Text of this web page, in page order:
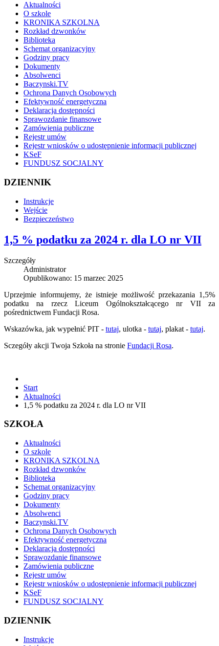
Aktualności
O szkole
KRONIKA SZKOLNA
Rozkład dzwonków
Biblioteka
Schemat organizacyjny
Godziny pracy
Dokumenty
Absolwenci
Baczynski.TV
Ochrona Danych Osobowych
Efektywność energetyczna
Deklaracja dostępności
Sprawozdanie finansowe
Zamówienia publiczne
Rejestr umów
Rejestr wniosków o udostępnienie informacji publicznej
KSeF
FUNDUSZ SOCJALNY
DZIENNIK
Instrukcje
Wejście
Bezpieczeństwo
1,5 % podatku za 2024 r. dla LO nr VII
Szczegóły
Administrator
Opublikowano: 15 marzec 2025
Uprzejmie informujemy, że istnieje możliwość przekazania 1,5%
podatku na rzecz Liceum Ogólnokształcącego nr VII za
pośrednictwem Fundacji Rosa.
Wskazówka, jak wypełnić PIT - tutaj, ulotka - tutaj, plakat - tutaj.
Sczegóły akcji Twoja Szkoła na stronie Fundacji Rosa.
Start
Aktualności
1,5 % podatku za 2024 r. dla LO nr VII
SZKOŁA
Aktualności
O szkole
KRONIKA SZKOLNA
Rozkład dzwonków
Biblioteka
Schemat organizacyjny
Godziny pracy
Dokumenty
Absolwenci
Baczynski.TV
Ochrona Danych Osobowych
Efektywność energetyczna
Deklaracja dostępności
Sprawozdanie finansowe
Zamówienia publiczne
Rejestr umów
Rejestr wniosków o udostępnienie informacji publicznej
KSeF
FUNDUSZ SOCJALNY
DZIENNIK
Instrukcje